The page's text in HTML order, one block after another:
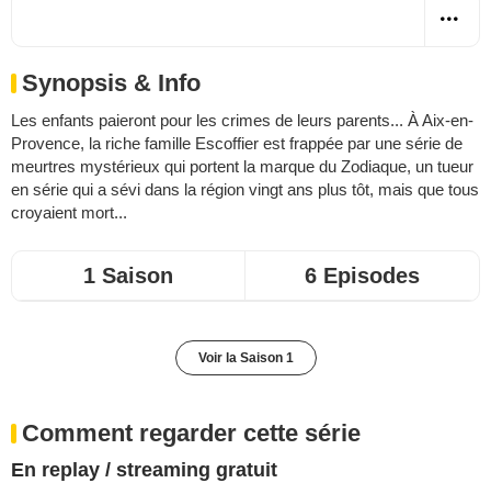
Synopsis & Info
Les enfants paieront pour les crimes de leurs parents... À Aix-en-
Provence, la riche famille Escoffier est frappée par une série de
meurtres mystérieux qui portent la marque du Zodiaque, un tueur
en série qui a sévi dans la région vingt ans plus tôt, mais que tous
croyaient mort...
1 Saison 6 Episodes
Voir la Saison 1
Comment regarder cette série
En replay / streaming gratuit